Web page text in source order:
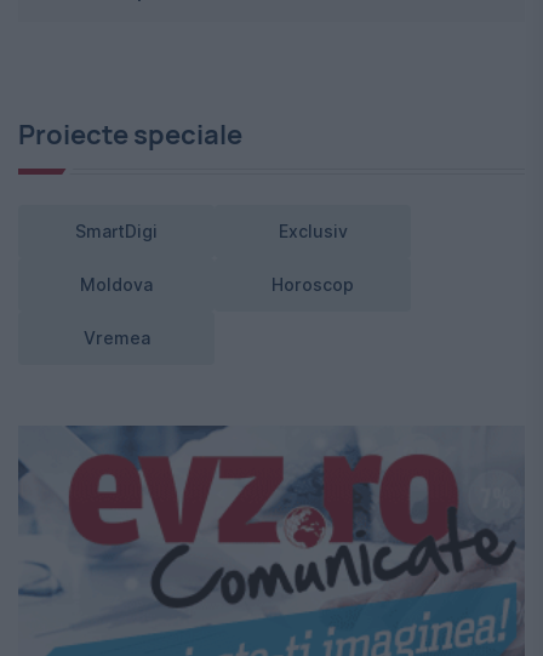
Proiecte speciale
SmartDigi Exclusiv
Moldova Horoscop
Vremea